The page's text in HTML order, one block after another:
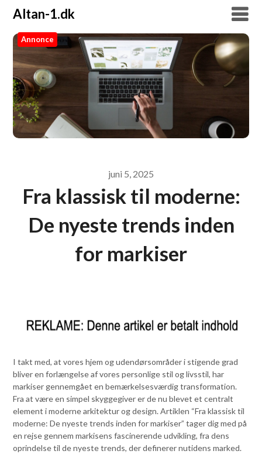
Altan-1.dk
Altan-1.dk
Annonce
juni 5, 2025
Fra klassisk til moderne:
De nyeste trends inden
for markiser
I takt med, at vores hjem og udendørsområder i stigende grad
bliver en forlængelse af vores personlige stil og livsstil, har
markiser gennemgået en bemærkelsesværdig transformation.
Fra at være en simpel skyggegiver er de nu blevet et centralt
element i moderne arkitektur og design. Artiklen “Fra klassisk til
moderne: De nyeste trends inden for markiser” tager dig med på
en rejse gennem markisens fascinerende udvikling, fra dens
oprindelse til de nyeste trends, der definerer nutidens marked.